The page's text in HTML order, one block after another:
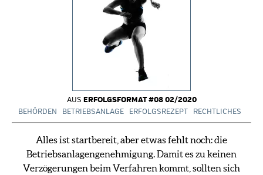
AUS ERFOLGSFORMAT #08 02/2020
BEHÖRDEN
BETRIEBSANLAGE ERFOLGSREZEPT RECHTLICHES
Alles ist startbereit, aber etwas fehlt noch: die
Betriebsanlagengenehmigung. Damit es zu keinen
Verzögerungen beim Verfahren kommt, sollten sich